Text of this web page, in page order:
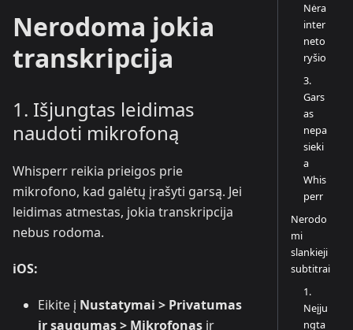
Nerodoma jokia
transkripcija
1. Išjungtas leidimas
naudoti mikrofoną
Whisperr reikia prieigos prie
mikrofono, kad galėtų įrašyti garsą. Jei
leidimas atmestas, jokia transkripcija
nebus rodoma.
iOS:
Eikite į Nustatymai > Privatumas
ir saugumas > Mikrofonas ir
Nėra
inter
neto
ryšio
3.
Gars
as
nepa
sieki
a
Whis
perr
Nerodo
mi
slankieji
subtitrai
1.
Neįju
ngta